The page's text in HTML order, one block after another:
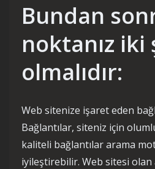
Bundan
noktanız iki
olmalıdır:
Web sitenize işaret eden
Bağlantılar, siteniz için
kaliteli bağlantılar arama
iyileştirebilir. Web sitesi olan